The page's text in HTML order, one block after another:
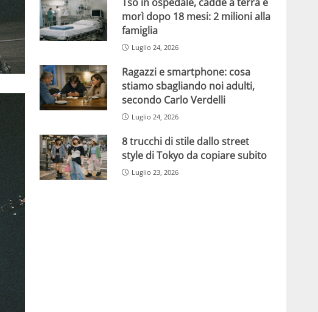
morì dopo 18 mesi: 2 milioni alla
famiglia
Luglio 24, 2026
Ragazzi e smartphone: cosa
stiamo sbagliando noi adulti,
secondo Carlo Verdelli
Luglio 24, 2026
8 trucchi di stile dallo street
style di Tokyo da copiare subito
Luglio 23, 2026